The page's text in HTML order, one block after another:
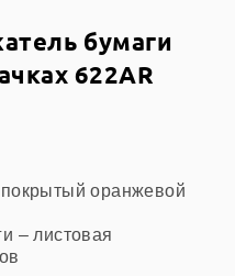
бумаги
622AR
покрытый оранжевой
– листовая